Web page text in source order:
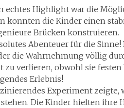
echtes Highlight war die
konnten die Kinder einen
Brücken konstruieren.
Abenteuer für die
die Wahrnehmung völlig
zu verlieren, obwohl sie
Erlebnis!
Experiment zeigte,
Die Kinder hielten ihre